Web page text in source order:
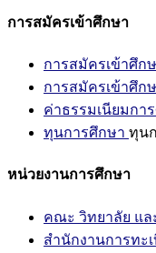
การสมัครเข้าศึกษา
การสมัครเข้าศึ
การสมัครเข้าศึ
ค่าธรรมเนียมกา
ทุนการศึกษา ทุน
หน่วยงานการศึกษา
คณะ วิทยาลัย แล
สำนักงานการทะ